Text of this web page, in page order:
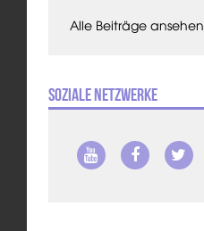
Alle Beiträge ansehen
Soziale Netzwerke